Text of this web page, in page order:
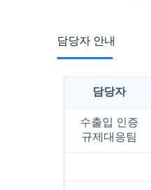
담당자 안내
담당자
수출입 인증
규제대응팀